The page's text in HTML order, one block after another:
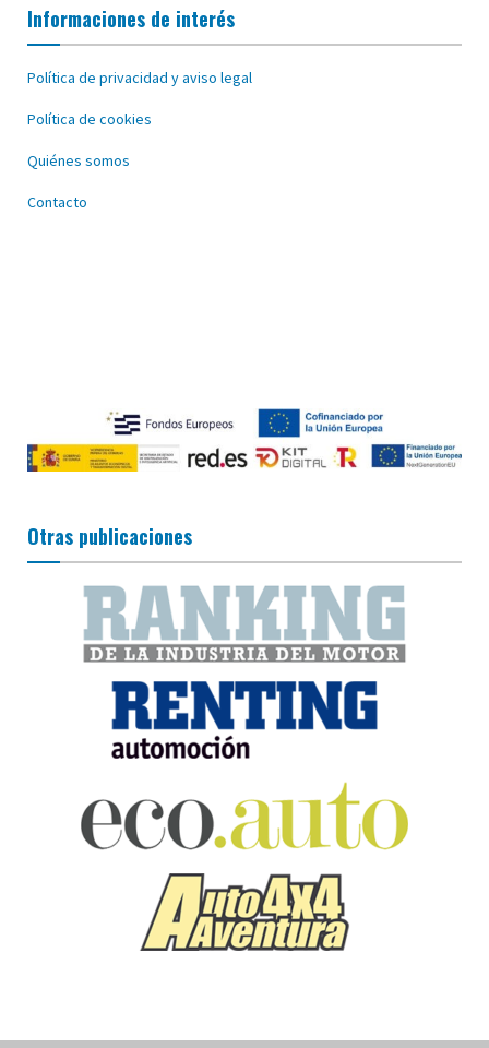
Informaciones de interés
Política de privacidad y aviso legal
Política de cookies
Quiénes somos
Contacto
Otras publicaciones